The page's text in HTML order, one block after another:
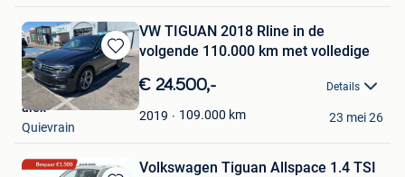
Bewaren
in
Mijn
Favorieten
VW TIGUAN 2018 Rline in de
volgende 110.000 km met volledige
€ 24.500,- Details
2019 109.000 km
alex
Quievrain
23 mei 26
Volkswagen Tiguan Allspace 1.4 TSI